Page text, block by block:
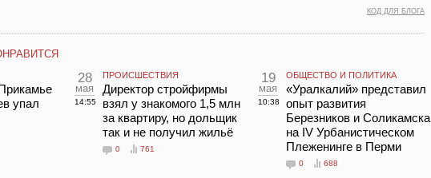
КОД ДЛЯ БЛОГА
упал
28
мая
14:55
ПРОИСШЕСТВИЯ
Директор стройфирмы
взял у знакомого 1,5 млн
за квартиру, но дольщик
так и не получил жильё
0 761
19
мая
10:38
ОБЩЕСТВО И ПОЛИТИКА
«Уралкалий» представил
опыт развития
Березников и Соликамска
на IV Урбанистическом
Плеженинге в Перми
0 688